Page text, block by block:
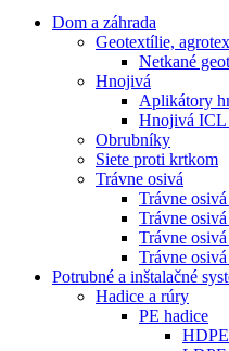
Dom a záhrada
Geotextílie,
Netkané
Hnojivá
Aplikátory
Hnojivá ICL
Obrubníky
Siete proti krtkom
Trávne osivá
Trávne
Trávne
Trávne
Trávne
Potrubné a inštalačné
Hadice a rúry
PE hadice